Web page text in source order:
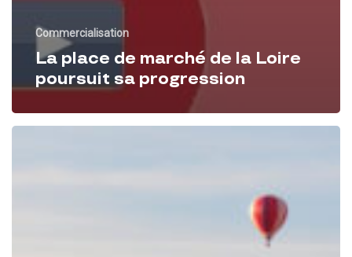
Commercialisation
La place de marché de la Loire
poursuit sa progression